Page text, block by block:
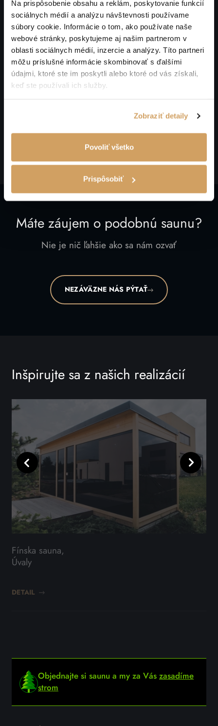
Na prispôsobenie obsahu a reklám, poskytovanie funkcií
sociálnych médií a analýzu návštevnosti používame
súbory cookie. Informácie o tom, ako používate naše
webové stránky, poskytujeme aj našim partnerom v
oblasti sociálnych médií, inzercie a analýzy. Títo partneri
môžu príslušné informácie skombinovať s ďalšími
údajmi, ktoré ste im poskytli alebo ktoré od vás získali,
keď ste používali ich služby.
Zobraziť detaily
Povoliť všetko
Prispôsobiť
Skonzultovali sme technickú realizáciu
Navrhli sme vhodné riešenie
Zamerali sme miesto výstavby
Poskytli sme záručný a pozáručný servis
Po úspešnej realizácii sme zasadili 1 strom
Máte záujem o podobnú saunu?
Nie je nič ľahšie ako sa nám ozvať
NEZÁVÄZNE NÁS PÝTAŤ
Inšpirujte sa z našich realizácií
Fínska sauna,
Úvaly
DETAIL
Predchádzajúci Ďalší
Objednajte si saunu a my za Vás zasadíme
strom